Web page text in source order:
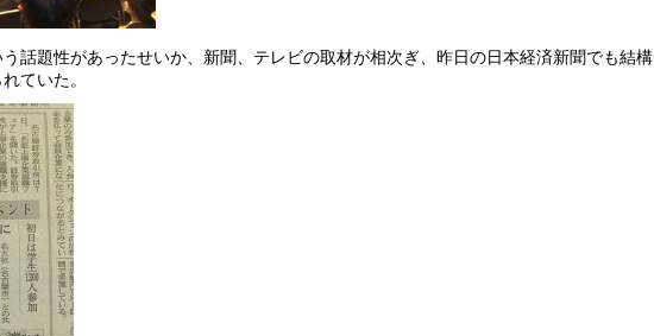
う話題性があったせいか、新聞、テレビの取材が相次ぎ、昨日の日本経済新聞でも結構
ていた。